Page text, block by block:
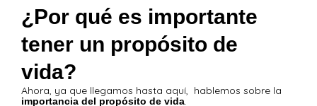
¿Por qué es importante
tener un propósito de
vida?
Ahora, ya que llegamos hasta aquí, hablemos sobre la
importancia del propósito de vida.